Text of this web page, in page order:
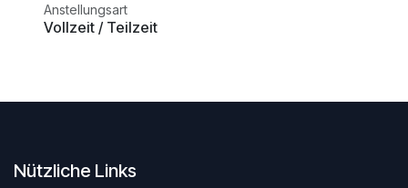
Anstellungsart
Vollzeit / Teilzeit
Nützliche Links